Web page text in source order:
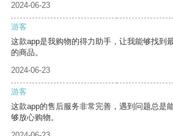
2024-06-23
游客
这款app是我购物的得力助手，让我能够找到
的商品。
2024-06-23
游客
这款app的售后服务非常完善，遇到问题总是
够放心购物。